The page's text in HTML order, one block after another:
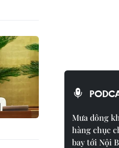
Mưa dông
hàng chục
bay tới Nội